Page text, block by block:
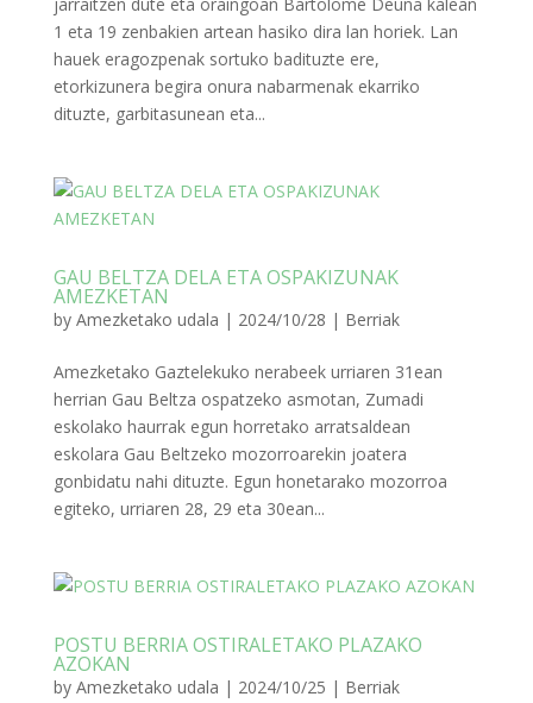
1 eta 19 zenbakien artean hasiko dira lan horiek. Lan
hauek eragozpenak sortuko badituzte ere,
etorkizunera begira onura nabarmenak ekarriko
dituzte, garbitasunean eta...
GAU BELTZA DELA ETA OSPAKIZUNAK
AMEZKETAN
by Amezketako udala | 2024/10/28 | Berriak
Amezketako Gaztelekuko nerabeek urriaren 31ean
herrian Gau Beltza ospatzeko asmotan, Zumadi
eskolako haurrak egun horretako arratsaldean
eskolara Gau Beltzeko mozorroarekin joatera
gonbidatu nahi dituzte. Egun honetarako mozorroa
egiteko, urriaren 28, 29 eta 30ean...
POSTU BERRIA OSTIRALETAKO PLAZAKO
AZOKAN
by Amezketako udala | 2024/10/25 | Berriak